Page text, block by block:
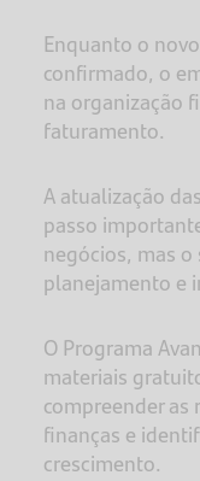
Enquanto o
confirmado, o
na organização
faturamento.
A atualização
passo
negócios, mas o
planejamento e
O Programa
materiais
compreender as
finanças e
crescimento.